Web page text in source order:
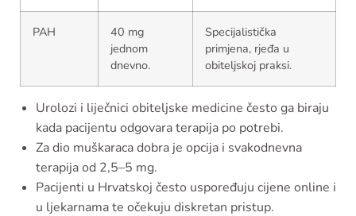
PAH
40 mg
jednom
dnevno.
Specijalistička
primjena, rjeđa u
obiteljskoj praksi.
Urolozi i liječnici obiteljske medicine često ga biraju
kada pacijentu odgovara terapija po potrebi.
Za dio muškaraca dobra je opcija i svakodnevna
terapija od 2,5–5 mg.
Pacijenti u Hrvatskoj često uspoređuju cijene online i
u ljekarnama te očekuju diskretan pristup.